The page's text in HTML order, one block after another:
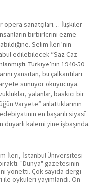
opera sanatçıları… İlişkiler
birbirlerini ezme
Selim İleri’nin
edilebilecek “Saz Caz
Türkiye’nin 1940-50
yansıtan, bu çalkantıları
sunuyor okuyucuya.
yalanlar, baskıcı bir
Varyete” anlattıklarının
en başarılı siyasî
kalemi yine işbaşında.
İleri, İstanbul Üniversitesi
"Dünya" gazetesinin
yönetti. Çok sayıda dergi
öyküleri yayımlandı. On